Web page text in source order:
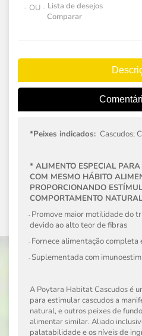
- OU - Lista de desejos
Comparar
*Peixes indicados: Cascudos;
* ALIMENTO ESPECIAL
COM MESMO HÁBITO
PROPORCIONANDO
COMPORTAMENTO NATURAL
- Promove maior motilidade do
devido ao alto teor de fibras
- Fornece alimentação completa
- Suplementada com
A Poytara Habitat Cascudos é
para estimular cascudos a
natural, e outros peixes de
alimentar similar. Aliado
palatabilidade e os ní­veis de